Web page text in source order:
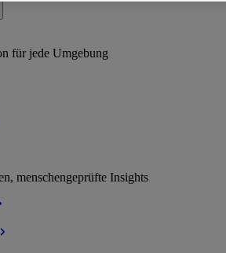
für jede Umgebung
menschengeprüfte Insights